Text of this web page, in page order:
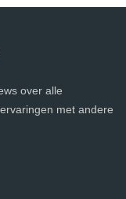
over alle
met andere